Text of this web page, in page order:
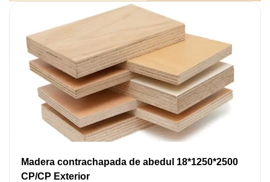
Madera contrachapada de abedul 18*1250*2500
CP/CP Exterior